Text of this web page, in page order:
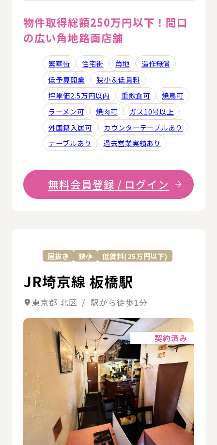
物件取得総額250万円以下！間口
の広い角地路面店舗
繁華街 住宅街 角地
造作無償
低予算開業
狭小＆低賃料
坪単価2.5万円以内
重飲食可
焼鳥可
ラーメン可
焼肉可
ガス10号以上
外国籍入居可
カウンターテーブルあり
テーブルあり
過去営業実績あり
無料会員登録 / ログイン
居抜き 狭小 低賃料(25万円以下)
JR埼京線 板橋駅
東京都 北区 / 駅から徒歩1分
契約済み